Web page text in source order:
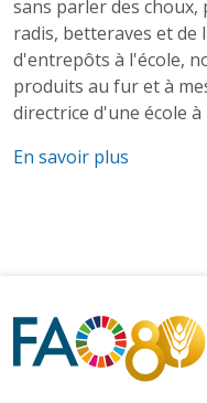
sans parler des
radis, betteraves et de
d'entrepôts à l'école,
produits au fur et à
directrice d'une école à
En savoir plus